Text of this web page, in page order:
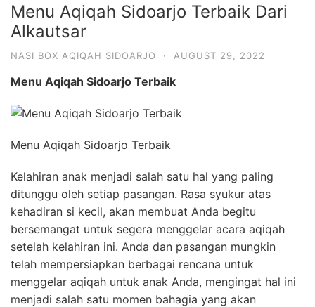
Menu Aqiqah Sidoarjo Terbaik Dari
Alkautsar
NASI BOX AQIQAH SIDOARJO · AUGUST 29, 2022
Menu Aqiqah Sidoarjo Terbaik
Menu Aqiqah Sidoarjo Terbaik
Kelahiran anak menjadi salah satu hal yang paling
ditunggu oleh setiap pasangan. Rasa syukur atas
kehadiran si kecil, akan membuat Anda begitu
bersemangat untuk segera menggelar acara aqiqah
setelah kelahiran ini. Anda dan pasangan mungkin
telah mempersiapkan berbagai rencana untuk
menggelar aqiqah untuk anak Anda, mengingat hal ini
menjadi salah satu momen bahagia yang akan